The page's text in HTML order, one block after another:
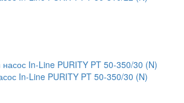
In-Line PURITY PT 50-350/30 (N)